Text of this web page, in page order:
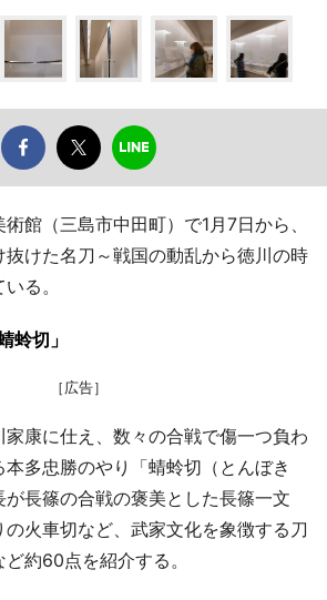
館（三島市中田町）で1月7日から、
抜けた名刀～戦国の動乱から徳川の時
る。
蛉切」
［広告］
康に仕え、数々の合戦で傷一つ負わ
多忠勝のやり「蜻蛉切（とんぼき
が長篠の合戦の褒美とした長篠一文
火車切など、武家文化を象徴する刀
約60点を紹介する。